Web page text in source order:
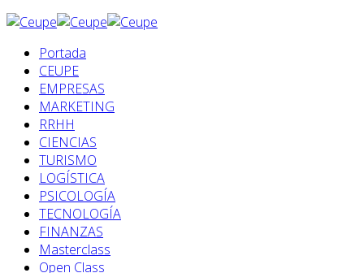
Portada
CEUPE
EMPRESAS
MARKETING
RRHH
CIENCIAS
TURISMO
LOGÍSTICA
PSICOLOGÍA
TECNOLOGÍA
FINANZAS
Masterclass
Open Class